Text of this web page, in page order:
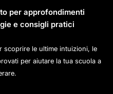
per approfondimenti
e consigli pratici
le ultime intuizioni, le
per aiutare la tua scuola a